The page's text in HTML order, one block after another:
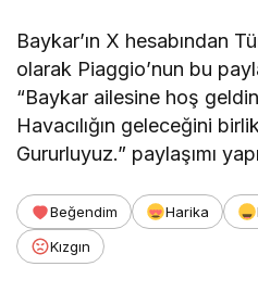
Baykar’ın X hesabından
olarak Piaggio’nun bu
“Baykar ailesine hoş
Havacılığın geleceğini
Gururluyuz.” paylaşımı
Beğendim Harika
Kızgın